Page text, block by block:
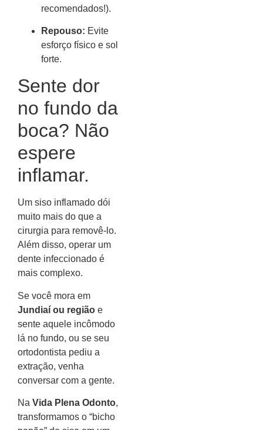
recomendados!).
Repouso: Evite
esforço físico e sol
forte.
Sente dor
no fundo da
boca? Não
espere
inflamar.
Um siso inflamado dói
muito mais do que a
cirurgia para removê-lo.
Além disso, operar um
dente infeccionado é
mais complexo.
Se você mora em
Jundiaí ou região e
sente aquele incômodo
lá no fundo, ou se seu
ortodontista pediu a
extração, venha
conversar com a gente.
Na Vida Plena Odonto,
transformamos o “bicho